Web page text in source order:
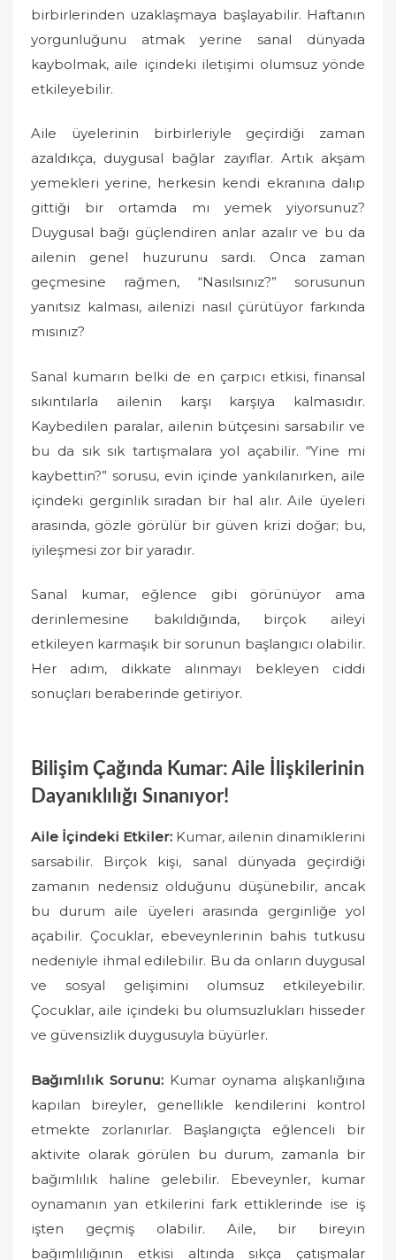
birbirlerinden uzaklaşmaya başlayabilir. Haftanın
yorgunluğunu atmak yerine sanal dünyada
kaybolmak, aile içindeki iletişimi olumsuz yönde
etkileyebilir.
Aile üyelerinin birbirleriyle geçirdiği zaman
azaldıkça, duygusal bağlar zayıflar. Artık akşam
yemekleri yerine, herkesin kendi ekranına dalıp
gittiği bir ortamda mı yemek yiyorsunuz?
Duygusal bağı güçlendiren anlar azalır ve bu da
ailenin genel huzurunu sardı. Onca zaman
geçmesine rağmen, “Nasılsınız?” sorusunun
yanıtsız kalması, ailenizi nasıl çürütüyor farkında
mısınız?
Sanal kumarın belki de en çarpıcı etkisi, finansal
sıkıntılarla ailenin karşı karşıya kalmasıdır.
Kaybedilen paralar, ailenin bütçesini sarsabilir ve
bu da sık sık tartışmalara yol açabilir. “Yine mi
kaybettin?” sorusu, evin içinde yankılanırken, aile
içindeki gerginlik sıradan bir hal alır. Aile üyeleri
arasında, gözle görülür bir güven krizi doğar; bu,
iyileşmesi zor bir yaradır.
Sanal kumar, eğlence gibi görünüyor ama
derinlemesine bakıldığında, birçok aileyi
etkileyen karmaşık bir sorunun başlangıcı olabilir.
Her adım, dikkate alınmayı bekleyen ciddi
sonuçları beraberinde getiriyor.
Bilişim Çağında Kumar: Aile İlişkilerinin
Dayanıklılığı Sınanıyor!
Aile İçindeki Etkiler: Kumar, ailenin dinamiklerini
sarsabilir. Birçok kişi, sanal dünyada geçirdiği
zamanın nedensiz olduğunu düşünebilir, ancak
bu durum aile üyeleri arasında gerginliğe yol
açabilir. Çocuklar, ebeveynlerinin bahis tutkusu
nedeniyle ihmal edilebilir. Bu da onların duygusal
ve sosyal gelişimini olumsuz etkileyebilir.
Çocuklar, aile içindeki bu olumsuzlukları hisseder
ve güvensizlik duygusuyla büyürler.
Bağımlılık Sorunu: Kumar oynama alışkanlığına
kapılan bireyler, genellikle kendilerini kontrol
etmekte zorlanırlar. Başlangıçta eğlenceli bir
aktivite olarak görülen bu durum, zamanla bir
bağımlılık haline gelebilir. Ebeveynler, kumar
oynamanın yan etkilerini fark ettiklerinde ise iş
işten geçmiş olabilir. Aile, bir bireyin
bağımlılığının etkisi altında sıkça çatışmalar